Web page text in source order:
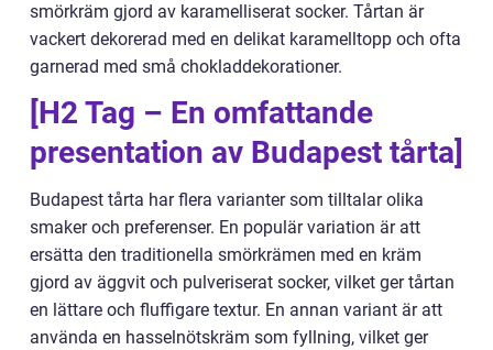
smörkräm gjord av karamelliserat socker. Tårtan är
vackert dekorerad med en delikat karamelltopp och ofta
garnerad med små chokladdekorationer.
[H2 Tag – En omfattande
presentation av Budapest tårta]
Budapest tårta har flera varianter som tilltalar olika
smaker och preferenser. En populär variation är att
ersätta den traditionella smörkrämen med en kräm
gjord av äggvit och pulveriserat socker, vilket ger tårtan
en lättare och fluffigare textur. En annan variant är att
använda en hasselnötskräm som fyllning, vilket ger